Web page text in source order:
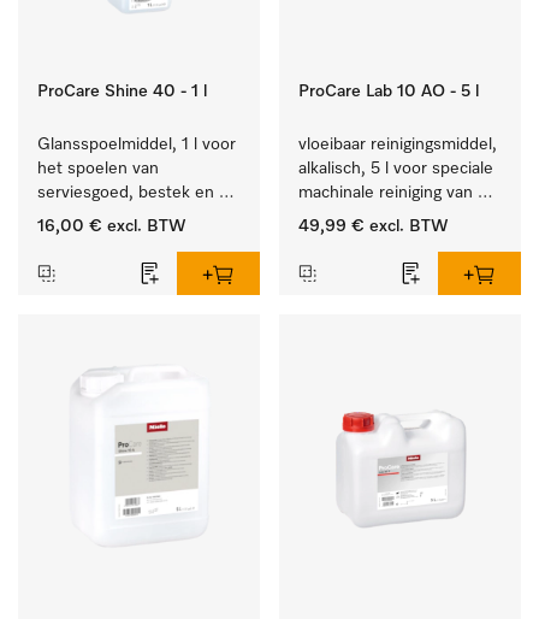
ProCare Shine 40 - 1 l
Glansspoelmiddel, 1 l voor
het spoelen van
serviesgoed, bestek en
ideaal voor glazen.
16,00 € excl. BTW
ProCare Lab 10 AO - 5 l
vloeibaar reinigingsmiddel,
alkalisch, 5 l voor speciale
machinale reiniging van
laboratoriumglaswerk en -
49,99 € excl. BTW